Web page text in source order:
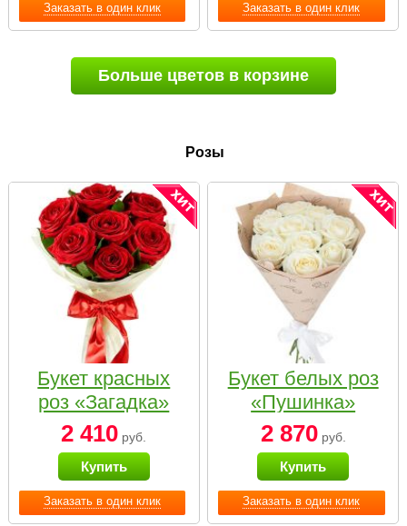
Заказать в один клик Заказать в один клик
Больше цветов в корзине
Розы
Заказать в один клик
Букет красных
роз «Загадка»
2 410 руб.
Купить
Заказать в один клик
Букет белых роз
«Пушинка»
2 870руб.
Купить